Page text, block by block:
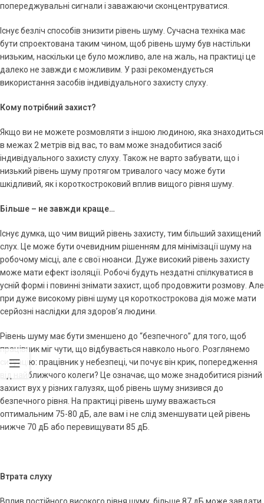
попереджувальні сигнали і заважаючи сконцентруватися.
Існує безліч способів знизити рівень шуму. Сучасна техніка має
бути спроектована таким чином, щоб рівень шуму був настільки
низьким, наскільки це було можливо, але на жаль, на практиці це
далеко не завжди є можливим. У разі рекомендується
використання засобів індивідуального захисту слуху.
Кому потрібний захист?
Якщо ви не можете розмовляти з іншою людиною, яка знаходиться
в межах 2 метрів від вас, то вам може знадобитися засіб
індивідуального захисту слуху. Також не варто забувати, що і
низький рівень шуму протягом тривалого часу може бути
шкідливий, як і короткостроковий вплив вищого рівня шуму.
Більше – не завжди краще…
Існує думка, що чим вищий рівень захисту, тим більший захищений
слух. Це може бути очевидним рішенням для мінімізації шуму на
робочому місці, але є свої нюанси. Дуже високий рівень захисту
може мати ефект ізоляції. Робочі будуть нездатні спілкуватися в
усній формі і повинні знімати захист, щоб продовжити розмову. Але
при дуже високому рівні шуму ця короткострокова дія може мати
серйозні наслідки для здоров’я людини.
Рівень шуму має бути зменшено до “безпечного” для того, щоб
працівник міг чути, що відбувається навколо нього. Розглянемо
ситуацію: працівник у небезпеці, чи почує він крик, попередження
від найближчого колеги? Це означає, що може знадобитися різний
захист вух у різних галузях, щоб рівень шуму знизився до
безпечного рівня. На практиці рівень шуму вважається
оптимальним 75-80 дБ, але вам і не слід зменшувати цей рівень
нижче 70 дБ або перевищувати 85 дБ.
Втрата слуху
Вплив постійного високого рівня шуму, більше 87 дБ може завдати